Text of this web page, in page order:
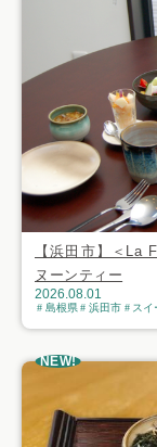
【浜田市】＜La
ヌーンティー
2026.08.01
島根県 浜田市 スイ
NEW!